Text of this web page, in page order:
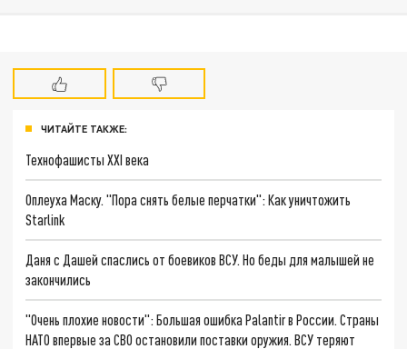
ЧИТАЙТЕ ТАКЖЕ:
Технофашисты XXI века
Оплеуха Маску. "Пора снять белые перчатки": Как уничтожить
Starlink
Даня с Дашей спаслись от боевиков ВСУ. Но беды для малышей не
закончились
"Очень плохие новости": Большая ошибка Palantir в России. Страны
НАТО впервые за СВО остановили поставки оружия. ВСУ теряют